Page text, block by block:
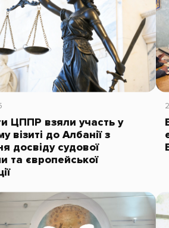
ЦППР взяли участь у
візиті до Албанії з
досвіду судової
та європейської